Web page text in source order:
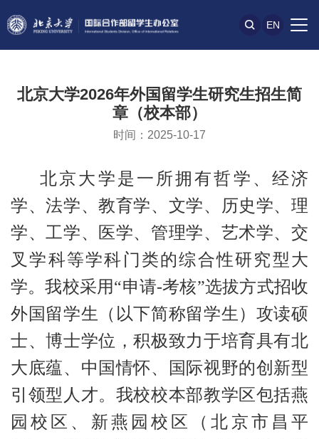
EN
北京大学2026年外国留学生研究生招生简
章（校本部）
时间：2025-10-17
北京大学是一所拥有哲学、经济
学、法学、教育学、文学、历史学、理
学、工学、医学、管理学、艺术学、交
叉学科等学科门类的综合性研究型大
学。我校采用“申请-考核”选拔方式招收
外国留学生（以下简称留学生）攻读硕
士、博士学位，积极致力于培育具有北
大底蕴、中国情怀、国际视野的创新型
引领型人才。我校校本部教学区包括燕
园校区、新燕园校区（北京市昌平